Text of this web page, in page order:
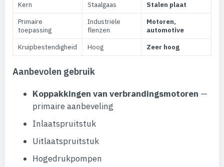
Kern
Staalgaas
Stalen plaat
Primaire
toepassing
Industriële
flenzen
Motoren,
automotive
Kruipbestendigheid
Hoog Zeer hoog
Aanbevolen gebruik
Koppakkingen van verbrandingsmotoren —
primaire aanbeveling
Inlaatspruitstuk
Uitlaatspruitstuk
Hogedrukpompen